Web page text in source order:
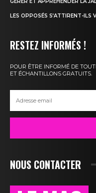
GÉRER ET APPRÉHENDER LA
LES OPPOSÉS S’ATTIRENT-ILS
RESTEZ INFORMÉS !
POUR ÊTRE INFORMÉ DE
ET ÉCHANTILLONS GRATUITS.
NOUS CONTACTER